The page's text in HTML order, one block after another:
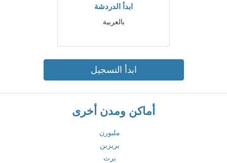
ابدأ الدردشة
بالعربية
ابدأ التسجيل
أماكن ومدن أخرى
ملبورن
بريزبن
برث